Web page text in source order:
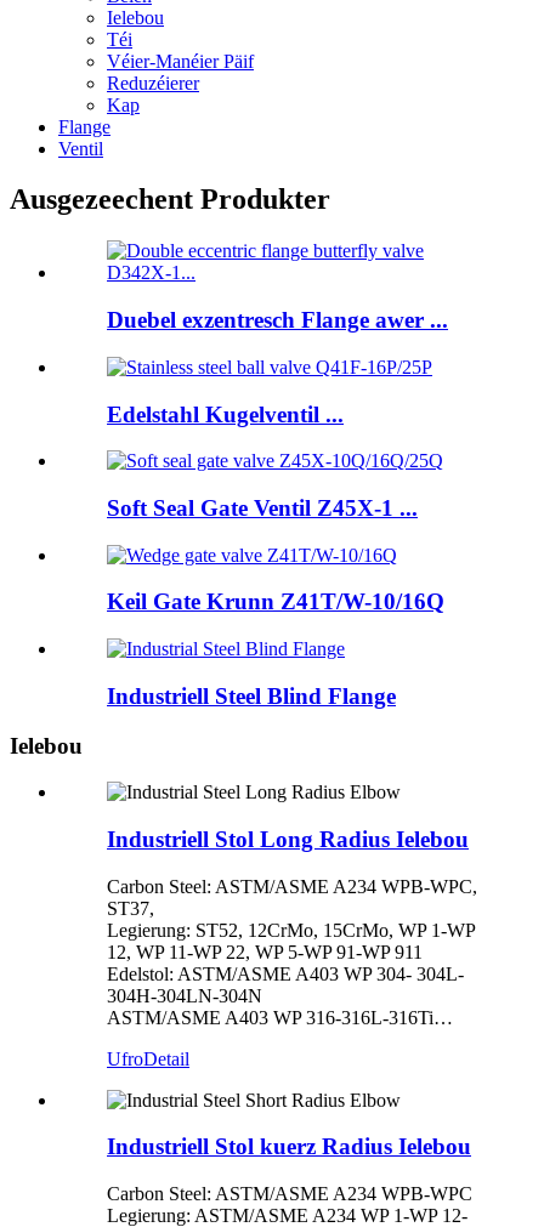
Ielebou
Téi
Véier-Manéier Päif
Reduzéierer
Kap
Flange
Ventil
Ausgezeechent Produkter
Duebel exzentresch Flange awer ...
Edelstahl Kugelventil ...
Soft Seal Gate Ventil Z45X-1 ...
Keil Gate Krunn Z41T/W-10/16Q
Industriell Steel Blind Flange
Ielebou
Industriell Stol Long Radius Ielebou
Carbon Steel: ASTM/ASME A234 WPB-WPC,
ST37,
Legierung: ST52, 12CrMo, 15CrMo, WP 1-WP
12, WP 11-WP 22, WP 5-WP 91-WP 911
Edelstol: ASTM/ASME A403 WP 304- 304L-
304H-304LN-304N
ASTM/ASME A403 WP 316-316L-316Ti…
UfroDetail
Industriell Stol kuerz Radius Ielebou
Carbon Steel: ASTM/ASME A234 WPB-WPC
Legierung: ASTM/ASME A234 WP 1-WP 12-